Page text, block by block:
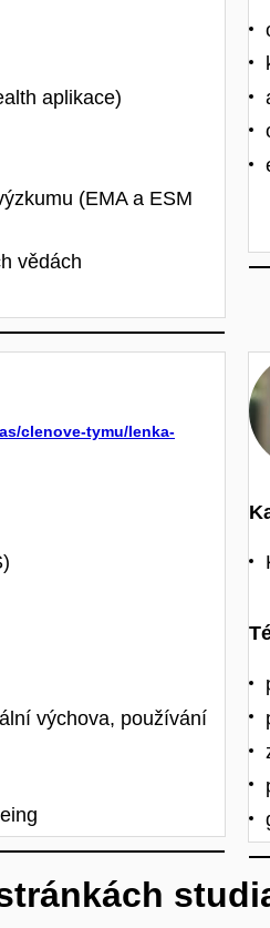
aplikace)
(EMA a ESM
vědách
clenove-tymu/lenka-
výchova, používání